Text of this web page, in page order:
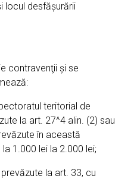
locul desfăşurării
contravenţii şi se
teritorial de
la art. 27^4 alin. (2) sau
în această
1.000 lei la 2.000 lei;
la art. 33, cu